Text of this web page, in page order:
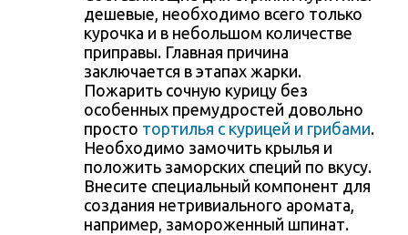
дешевые, необходимо всего только
курочка и в небольшом количестве
приправы. Главная причина
заключается в этапах жарки.
Пожарить сочную курицу без
особенных премудростей довольно
просто тортилья с курицей и грибами.
Необходимо замочить крылья и
положить заморских специй по вкусу.
Внесите специальный компонент для
создания нетривиального аромата,
например, замороженный шпинат.